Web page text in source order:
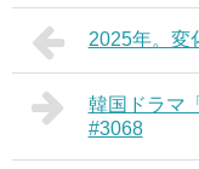
2025年。変
韓国ドラマ
#3068